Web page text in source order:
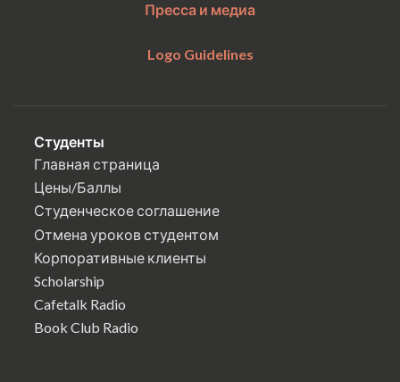
Пресса и медиа
Logo Guidelines
Студенты
Главная страница
Цены/Баллы
Студенческое соглашение
Отмена уроков студентом
Корпоративные клиенты
Scholarship
Cafetalk Radio
Book Club Radio